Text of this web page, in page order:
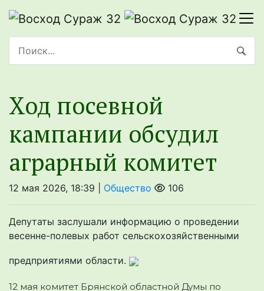
Ход посевной
кампании обсудил
аграрный комитет
12 мая 2026, 18:39 | Общество 106
Депутаты заслушали информацию о проведении
весенне-полевых работ сельскохозяйственными
предприятиями области.
12 мая комитет Брянской областной Думы по